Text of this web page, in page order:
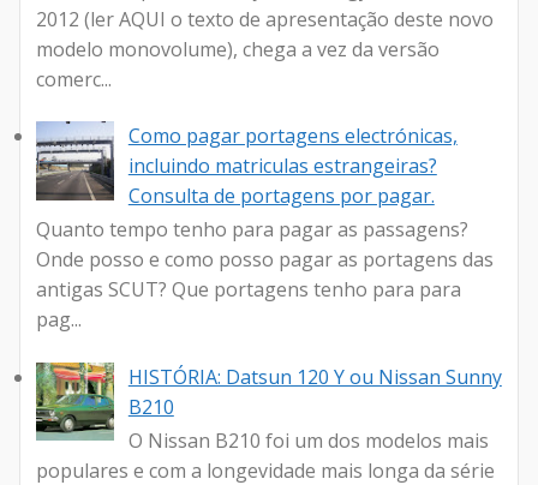
2012 (ler AQUI o texto de apresentação deste novo
modelo monovolume), chega a vez da versão
comerc...
Como pagar portagens electrónicas,
incluindo matriculas estrangeiras?
Consulta de portagens por pagar.
Quanto tempo tenho para pagar as passagens?
Onde posso e como posso pagar as portagens das
antigas SCUT? Que portagens tenho para para
pag...
HISTÓRIA: Datsun 120 Y ou Nissan Sunny
B210
O Nissan B210 foi um dos modelos mais
populares e com a longevidade mais longa da série